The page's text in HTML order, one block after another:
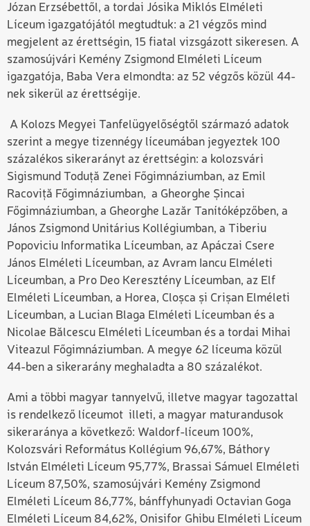
Józan Erzsébettől, a tordai Jósika Miklós Elméleti
Líceum igazgatójától megtudtuk: a 21 végzős mind
megjelent az érettségin, 15 fiatal vizsgázott sikeresen. A
szamosújvári Kemény Zsigmond Elméleti Líceum
igazgatója, Baba Vera elmondta: az 52 végzős közül 44-
nek sikerül az érettségije.
A Kolozs Megyei Tanfelügyelőségtől származó adatok
szerint a megye tizennégy líceumában jegyeztek 100
százalékos sikerarányt az érettségin: a kolozsvári
Sigismund Toduță Zenei Főgimnáziumban, az Emil
Racoviță Főgimnáziumban, a Gheorghe Șincai
Főgimnáziumban, a Gheorghe Lazăr Tanítóképzőben, a
János Zsigmond Unitárius Kollégiumban, a Tiberiu
Popoviciu Informatika Líceumban, az Apáczai Csere
János Elméleti Líceumban, az Avram Iancu Elméleti
Líceumban, a Pro Deo Keresztény Líceumban, az Elf
Elméleti Líceumban, a Horea, Cloșca și Crișan Elméleti
Líceumban, a Lucian Blaga Elméleti Líceumban és a
Nicolae Bălcescu Elméleti Líceumban és a tordai Mihai
Viteazul Főgimnáziumban. A megye 62 líceuma közül
44-ben a sikerarány meghaladta a 80 százalékot.
Ami a többi magyar tannyelvű, illetve magyar tagozattal
is rendelkező líceumot illeti, a magyar maturandusok
sikeraránya a következő: Waldorf-líceum 100%,
Kolozsvári Református Kollégium 96,67%, Báthory
István Elméleti Líceum 95,77%, Brassai Sámuel Elméleti
Líceum 87,50%, szamosújvári Kemény Zsigmond
Elméleti Líceum 86,77%, bánffyhunyadi Octavian Goga
Elméleti Líceum 84,62%, Onisifor Ghibu Elméleti Líceum